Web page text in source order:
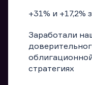
+31% и +17,2%
Заработали
стратегиях